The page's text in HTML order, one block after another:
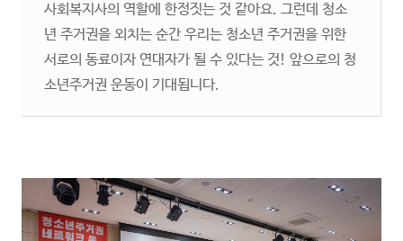
사회복지사의 역할에 한정짓는 것 같아요. 그런데 청소
년 주거권을 외치는 순간 우리는 청소년 주거권을 위한
서로의 동료이자 연대자가 될 수 있다는 것! 앞으로의 청
소년주거권 운동이 기대됩니다.